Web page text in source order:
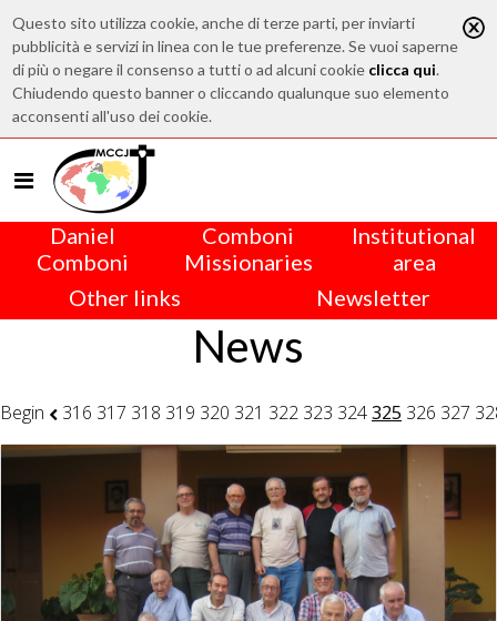
Questo sito utilizza cookie, anche di terze parti, per inviarti
pubblicità e servizi in linea con le tue preferenze. Se vuoi saperne
di più o negare il consenso a tutti o ad alcuni cookie clicca qui.
Chiudendo questo banner o cliccando qualunque suo elemento
acconsenti all'uso dei cookie.
Daniel
Comboni
Comboni
Missionaries
Institutional
area
Other links
Newsletter
News
Begin 316 317 318 319 320 321 322 323 324325 326 327